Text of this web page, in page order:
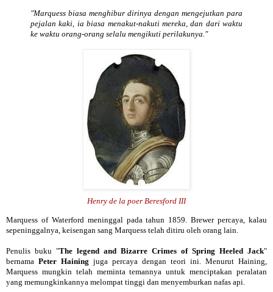
"Marquess biasa menghibur dirinya dengan mengejutkan para
pejalan kaki, ia biasa menakut-nakuti mereka, dan dari waktu
ke waktu orang-orang selalu mengikuti perilakunya."
Henry de la poer Beresford III
Marquess of Waterford meninggal pada tahun 1859. Brewer percaya, kalau
sepeninggalnya, keisengan sang Marquess telah ditiru oleh orang lain.
Penulis buku "The legend and Bizarre Crimes of Spring Heeled Jack"
bernama Peter Haining juga percaya dengan teori ini. Menurut Haining,
Marquess mungkin telah meminta temannya untuk menciptakan peralatan
yang memungkinkannya melompat tinggi dan menyemburkan nafas api.